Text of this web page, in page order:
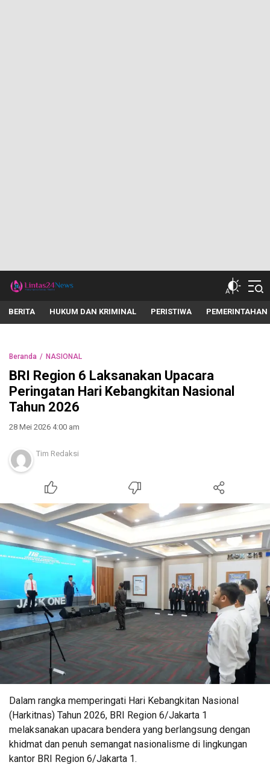
lintas24news.com
Menyingkap Setiap Realita
BERITA HUKUM DAN KRIMINAL PERISTIWA PEMERINTAHAN
Beranda NASIONAL
BRI Region 6 Laksanakan Upacara
Peringatan Hari Kebangkitan Nasional
Tahun 2026
28 Mei 2026 4:00 am
Tim Redaksi
Dalam rangka memperingati Hari Kebangkitan Nasional
(Harkitnas) Tahun 2026, BRI Region 6/Jakarta 1
melaksanakan upacara bendera yang berlangsung dengan
khidmat dan penuh semangat nasionalisme di lingkungan
kantor BRI Region 6/Jakarta 1.